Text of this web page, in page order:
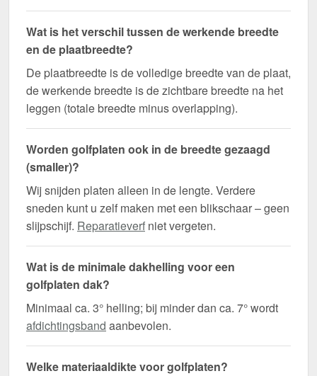
Wat is het verschil tussen de werkende breedte
en de plaatbreedte?
De plaatbreedte is de volledige breedte van de plaat,
de werkende breedte is de zichtbare breedte na het
leggen (totale breedte minus overlapping).
Worden golfplaten ook in de breedte gezaagd
(smaller)?
Wij snijden platen alleen in de lengte. Verdere
sneden kunt u zelf maken met een blikschaar – geen
slijpschijf. Reparatieverf niet vergeten.
Wat is de minimale dakhelling voor een
golfplaten dak?
Minimaal ca. 3° helling; bij minder dan ca. 7° wordt
afdichtingsband aanbevolen.
Welke materiaaldikte voor golfplaten?